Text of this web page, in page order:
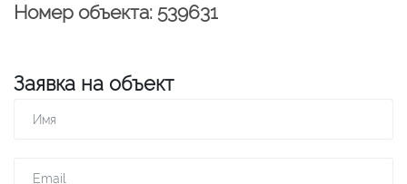
Номер объекта: 539631
Заявка на объект